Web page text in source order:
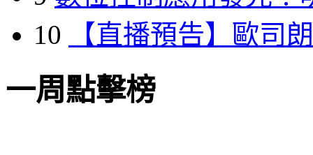
10
【直播預告】歐司
一周點擊榜